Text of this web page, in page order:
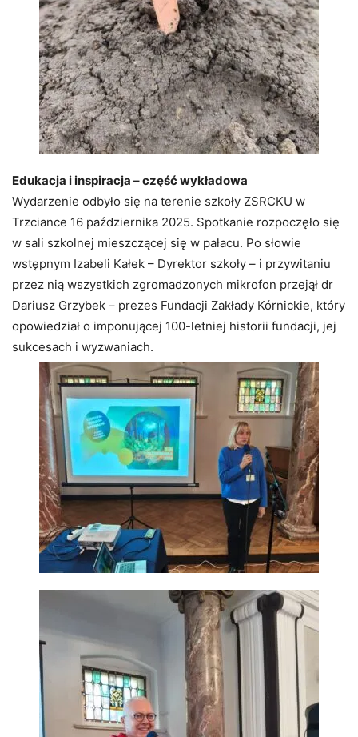
Edukacja i inspiracja – część wykładowa
Wydarzenie odbyło się na terenie szkoły ZSRCKU w
Trzciance 16 października 2025. Spotkanie rozpoczęło się
w sali szkolnej mieszczącej się w pałacu. Po słowie
wstępnym Izabeli Kałek – Dyrektor szkoły – i przywitaniu
przez nią wszystkich zgromadzonych mikrofon przejął dr
Dariusz Grzybek – prezes Fundacji Zakłady Kórnickie, który
opowiedział o imponującej 100-letniej historii fundacji, jej
sukcesach i wyzwaniach.